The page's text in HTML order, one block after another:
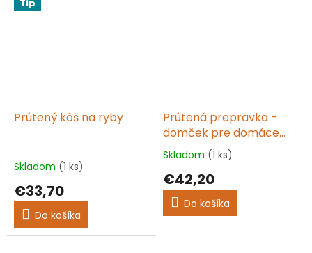
hviezdičiek.
Tip
Prútený kôš na ryby
Skladom (1 ks)
€33,70
Do košíka
Prútená prepravka -
domček pre domáce
zvieratá MEGA II.
Priemerné
produktu
5,0
Skladom (1 ks)
€42,20
Do košíka